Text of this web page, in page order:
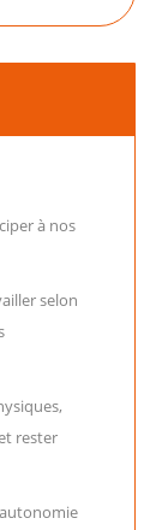
à nos
selon
rester